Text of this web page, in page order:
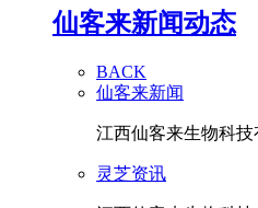
仙客来新闻动态
BACK
仙客来新闻
江西仙客来生物科
灵芝资讯